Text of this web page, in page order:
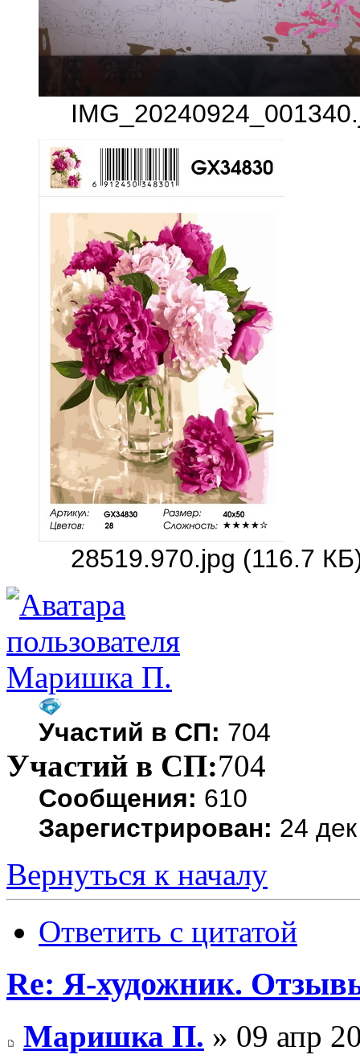
28519.970.jpg (116.7
Маришка П.
Участий в СП: 704
Участий в СП:704
Сообщения: 610
Зарегистрирован: 24
Вернуться к началу
Ответить с цитатой
Re: Я-художник.
Маришка П. » 09 апр